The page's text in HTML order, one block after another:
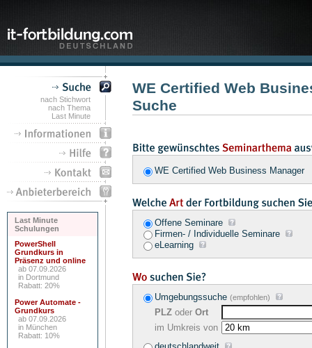
nach Stichwort
nach Thema
Last Minute
Last Minute
Schulungen
PowerShell
Grundkurs in
Präsenz und online
ab 07.09.2026
in Dortmund
Rabatt: 20%
Power Automate -
Grundkurs
ab 07.09.2026
in München
Rabatt: 10%
WE Certified Web
Suche
WE Certified Web Business Manager
Offene Seminare
Firmen- / Individuelle Seminare
eLearning
Umgebungssuche (empfohlen)
PLZ oder Ort
im Umkreis von